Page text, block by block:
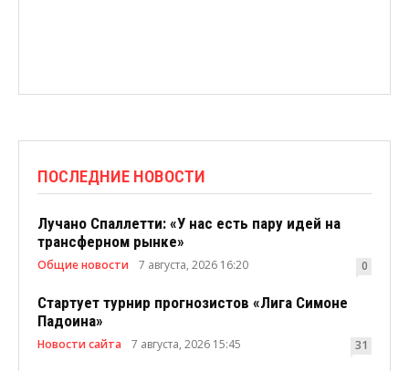
ПОСЛЕДНИЕ НОВОСТИ
Лучано Спаллетти: «У нас есть пару идей на
трансферном рынке»
Общие новости 7 августа, 2026 16:20 0
Стартует турнир прогнозистов «Лига Симоне
Падоина»
Новости сайта 7 августа, 2026 15:45 31